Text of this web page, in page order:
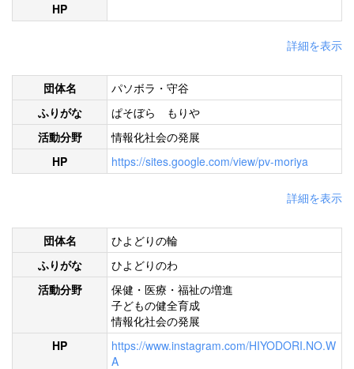
HP
詳細を表示
団体名
パソボラ・守谷
ふりがな
ぱそぼら もりや
活動分野
情報化社会の発展
HP
https://sites.google.com/view/pv-moriya
詳細を表示
団体名
ひよどりの輪
ふりがな
ひよどりのわ
活動分野
保健・医療・福祉の増進
子どもの健全育成
情報化社会の発展
HP
https://www.instagram.com/HIYODORI.NO.W
A